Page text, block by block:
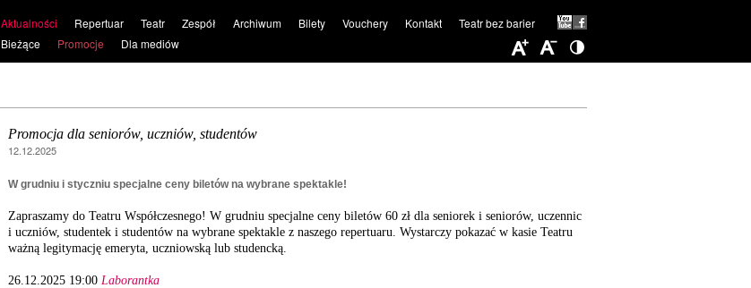
Aktualności
Bieżące
Promocje Dla mediów
Repertuar Teatr Zespół Archiwum Bilety Vouchery Kontakt Teatr bez barier
Promocja dla seniorów, uczniów, studentów
12.12.2025
W grudniu i styczniu specjalne ceny biletów na wybrane spektakle!
Zapraszamy do Teatru Współczesnego! W grudniu specjalne ceny biletów 60 zł dla seniorek i seniorów, uczennic
i uczniów, studentek i studentów na wybrane spektakle z naszego repertuaru. Wystarczy pokazać w kasie Teatru
ważną legitymację emeryta, uczniowską lub studencką.
26.12.2025 19:00 Laborantka